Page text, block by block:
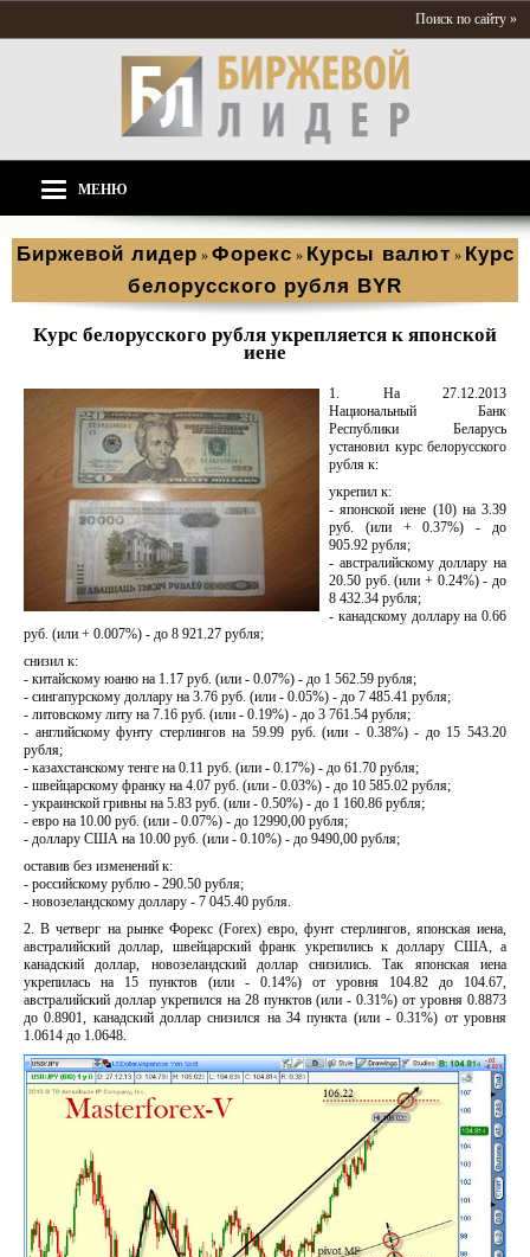
Поиск по сайту »
МЕНЮ
Биржевой лидер » Форекс » Курсы валют » Курс
белорусского рубля BYR
Курс белорусского рубля укрепляется к японской
иене
1. На 27.12.2013
Национальный Банк
Республики Беларусь
установил курс белорусского
рубля к:
укрепил к:
- японской иене (10) на 3.39
руб. (или + 0.37%) - до
905.92 рубля;
- австралийскому доллару на
20.50 руб. (или + 0.24%) - до
8 432.34 рубля;
- канадскому доллару на 0.66
руб. (или + 0.007%) - до 8 921.27 рубля;
снизил к:
- китайскому юаню на 1.17 руб. (или - 0.07%) - до 1 562.59 рубля;
- сингапурскому доллару на 3.76 руб. (или - 0.05%) - до 7 485.41 рубля;
- литовскому литу на 7.16 руб. (или - 0.19%) - до 3 761.54 рубля;
- английскому фунту стерлингов на 59.99 руб. (или - 0.38%) - до 15 543.20
рубля;
- казахстанскому тенге на 0.11 руб. (или - 0.17%) - до 61.70 рубля;
- швейцарскому франку на 4.07 руб. (или - 0.03%) - до 10 585.02 рубля;
- украинской гривны на 5.83 руб. (или - 0.50%) - до 1 160.86 рубля;
- евро на 10.00 руб. (или - 0.07%) - до 12990,00 рубля;
- доллару США на 10.00 руб. (или - 0.10%) - до 9490,00 рубля;
оставив без изменений к:
- российскому рублю - 290.50 рубля;
- новозеландскому доллару - 7 045.40 рубля.
2. В четверг на рынке Форекс (Forex) евро, фунт стерлингов, японская иена,
австралийский доллар, швейцарский франк укрепились к доллару США, а
канадский доллар, новозеландский доллар снизились. Так японская иена
укрепилась на 15 пунктов (или - 0.14%) от уровня 104.82 до 104.67,
австралийский доллар укрепился на 28 пунктов (или - 0.31%) от уровня 0.8873
до 0.8901, канадский доллар снизился на 34 пункта (или - 0.31%) от уровня
1.0614 до 1.0648.